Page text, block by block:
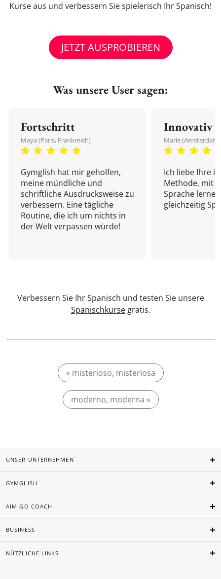
Kurse aus und verbessern Sie spielerisch Ihr Spanisch!
JETZT AUSPROBIEREN
Was unsere User sagen:
Fortschritt
Maya (Paris, Frankreich)
Gymglish hat mir geholfen,
meine mündliche und
schriftliche Ausdrucksweise zu
verbessern. Eine tägliche
Routine, die ich um nichts in
der Welt verpassen würde!
Innovativ
Marie
Ich liebe Ihre
Methode, mit
Sprache
gleichzeitig
Verbessern Sie Ihr Spanisch und testen Sie unsere
Spanischkursegratis.
« misterioso, misteriosa
moderno, moderna »
UNSER UNTERNEHMEN
GYMGLISH
AIMIGO COACH
BUSINESS
NÜTZLICHE LINKS